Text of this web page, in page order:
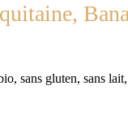
sans gluten, sans